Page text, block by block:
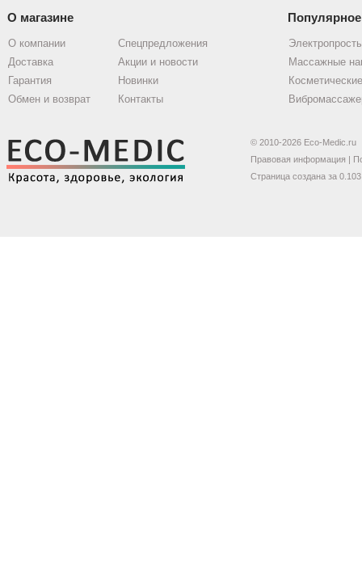
О магазине Популярное
О компании
Доставка
Гарантия
Обмен и возврат
Спецпредложения
Акции и новости
Новинки
Контакты
Массажные
© 2010-2026 Eco-Medic.ru
Правовая информация |
Страница создана за